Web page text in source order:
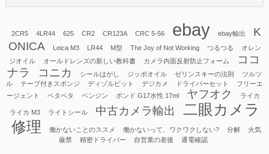
2CR5 4LR44 625 CR2 CR123A CRC 5-56 ebay ebay輸出
K
ONICA
Leica M3 LR44 M型 The Joy of Not Working つるつる
オレン
ジオイル
オールドレンズの新しい教科書 カメラ内面反射防止フォーム
ココ
ナラ
コニカ シールはがし ジッポオイル ゼリンスキーの法則
ツルツ
ル
テープ付きスポンジ ディゾルビット デジカメ ドライバーセット
フリーエ
ージェント
ベタベタ ベンジン ボンド G17水性 17ml ヤフオク ライカ
ライカ M3 ライトシール 中古カメラ輸出
二眼カメラ
修理
働かないことのススメ 働かないって、ワクワクしない? 分解
火気
厳禁
精密ドライバー 自営業の老後 通電確認